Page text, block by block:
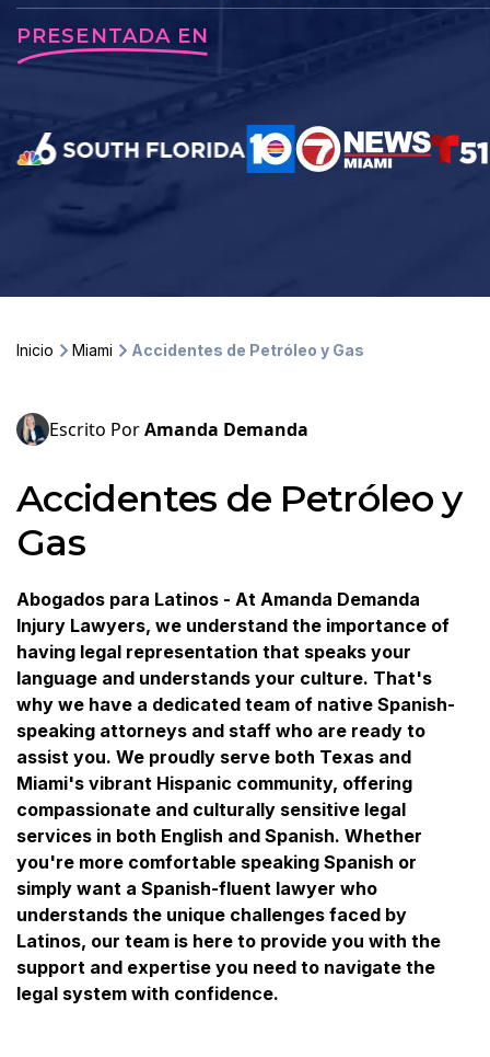
PRESENTADA EN
Inicio Miami Accidentes de Petróleo y Gas
Escrito PorAmanda Demanda
Accidentes de Petróleo y
Gas
Abogados para Latinos - At Amanda Demanda
Injury Lawyers, we understand the importance of
having legal representation that speaks your
language and understands your culture. That's
why we have a dedicated team of native Spanish-
speaking attorneys and staff who are ready to
assist you. We proudly serve both Texas and
Miami's vibrant Hispanic community, offering
compassionate and culturally sensitive legal
services in both English and Spanish. Whether
you're more comfortable speaking Spanish or
simply want a Spanish-fluent lawyer who
understands the unique challenges faced by
Latinos, our team is here to provide you with the
support and expertise you need to navigate the
legal system with confidence.